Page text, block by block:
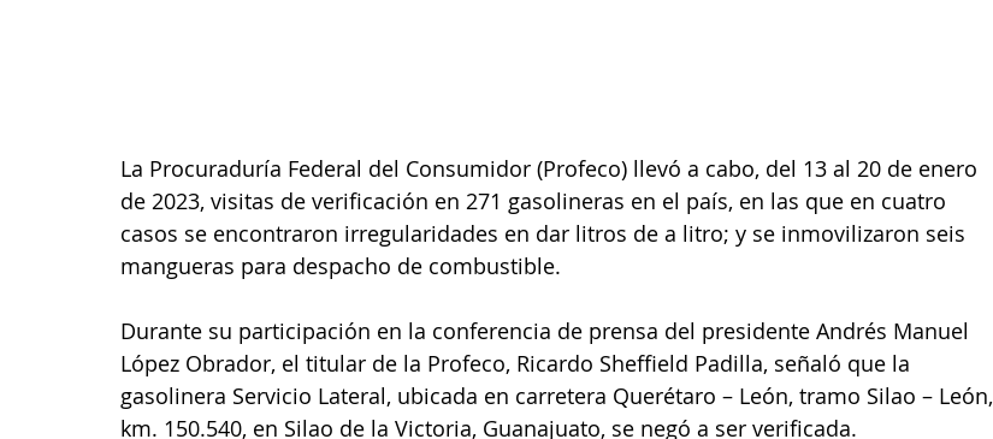
La Procuraduría Federal del Consumidor (Profeco) llevó a cabo, del 13 al 20 de enero
de 2023, visitas de verificación en 271 gasolineras en el país, en las que en cuatro
casos se encontraron irregularidades en dar litros de a litro; y se inmovilizaron seis
mangueras para despacho de combustible.
Durante su participación en la conferencia de prensa del presidente Andrés Manuel
López Obrador, el titular de la Profeco, Ricardo Sheffield Padilla, señaló que la
gasolinera Servicio Lateral, ubicada en carretera Querétaro – León, tramo Silao – León,
km. 150.540, en Silao de la Victoria, Guanajuato, se negó a ser verificada.